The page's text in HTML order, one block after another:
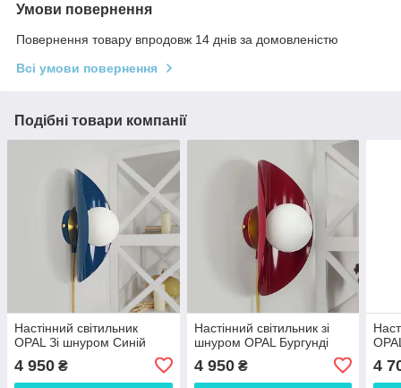
Умови повернення
Повернення товару впродовж 14 днів за домовленістю
Всі умови повернення
Подібні товари компанії
Настінний світильник
OPAL Зi шнуром Синій
4 950 ₴
Настінний світильник зі
шнуром OPAL Бургундi
4 950₴ 4